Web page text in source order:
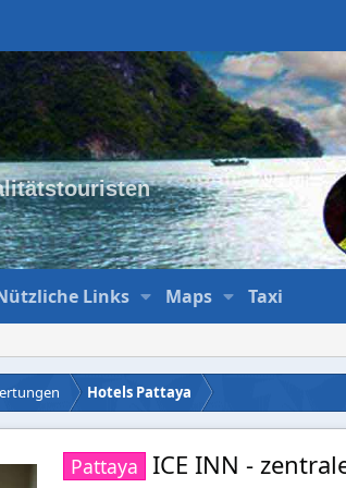
Links Maps Taxi
Hotels Pattaya
Pattaya ICE INN -